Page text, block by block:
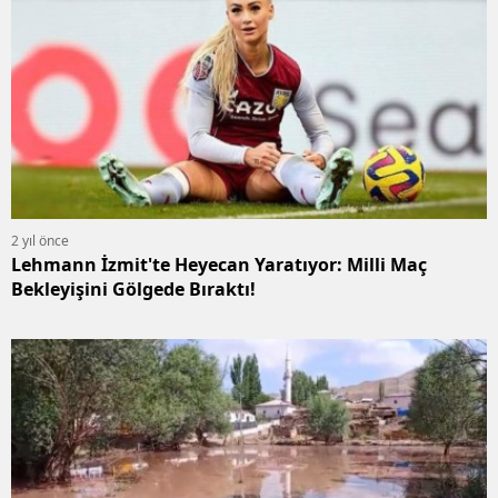
2 yıl önce
Lehmann İzmit'te Heyecan Yaratıyor: Milli Maç
Bekleyişini Gölgede Bıraktı!